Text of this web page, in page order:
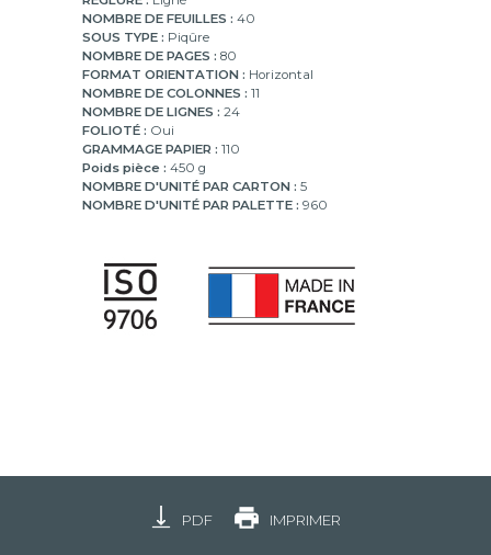
NOMBRE DE FEUILLES : 40
SOUS TYPE : Piqûre
NOMBRE DE PAGES : 80
FORMAT ORIENTATION : Horizontal
NOMBRE DE COLONNES : 11
NOMBRE DE LIGNES : 24
FOLIOTÉ : Oui
GRAMMAGE PAPIER : 110
Poids pièce : 450 g
NOMBRE D'UNITÉ PAR CARTON : 5
NOMBRE D'UNITÉ PAR PALETTE : 960
PDF IMPRIMER